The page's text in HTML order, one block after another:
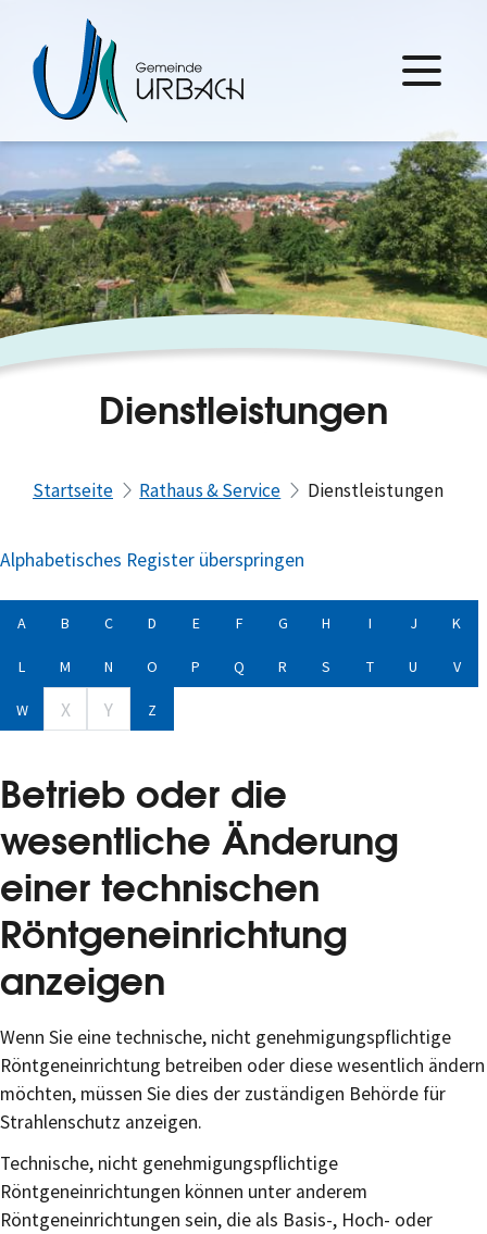
Dienstleistungen
Startseite Rathaus & Service Dienstleistungen
Alphabetisches Register überspringen
A B C D E F G H I J K
L M N O P Q R S T U V
W X Y Z
Betrieb oder die
wesentliche Änderung
einer technischen
Röntgeneinrichtung
anzeigen
Wenn Sie eine technische, nicht genehmigungspflichtige
Röntgeneinrichtung betreiben oder diese wesentlich ändern
möchten, müssen Sie dies der zuständigen Behörde für
Strahlenschutz anzeigen.
Technische, nicht genehmigungspflichtige
Röntgeneinrichtungen können unter anderem
Röntgeneinrichtungen sein, die als Basis-, Hoch- oder